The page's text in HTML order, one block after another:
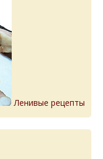
Ленивые рецепты